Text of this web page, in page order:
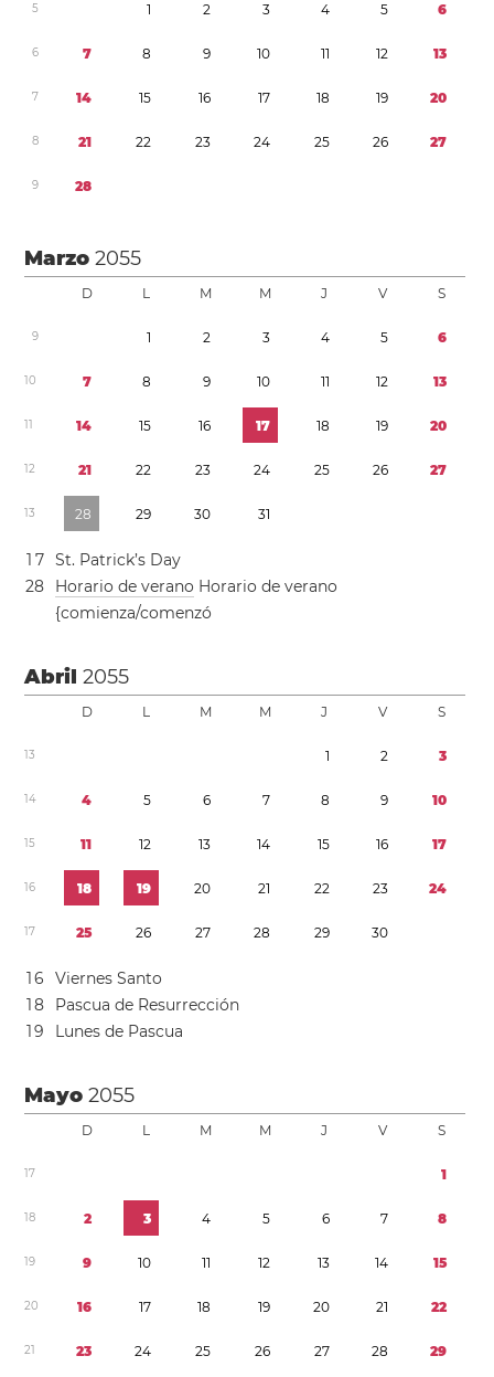
5 1 2 3 4 5 6
6 7 8 9 10 11 12 13
7 14 15 16 17 18 19 20
8 21 22 23 24 25 26 27
9 28
Marzo2055
D L M M J V S
9 1 2 3 4 5 6
10 7 8 9 10 11 12 13
11 14 15 16 17 18 19 20
12 21 22 23 24 25 26 27
13 28 29 30 31
1 7 St. Patrick’s Day
28 Horario de verano Horario de verano
{comienza/comenzó
Abril2055
D L M M J V S
13 1 2 3
14 4 5 6 7 8 9 10
15 11 12 13 14 15 16 17
16 18 19 20 21 22 23 24
17 25 26 27 28 29 30
16
Viernes Santo
18
Pascua de Resurrección
19 Lunes de Pascua
Mayo2055
D L M M J V S
17 1
18 2 3 4 5 6 7 8
19 9 10 11 12 13 14 15
20 16 17 18 19 20 21 22
21 23 24 25 26 27 28 29